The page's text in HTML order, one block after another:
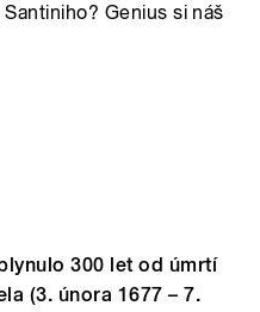
Genius si náš
300 let od úmrtí
(3. února 1677 – 7.